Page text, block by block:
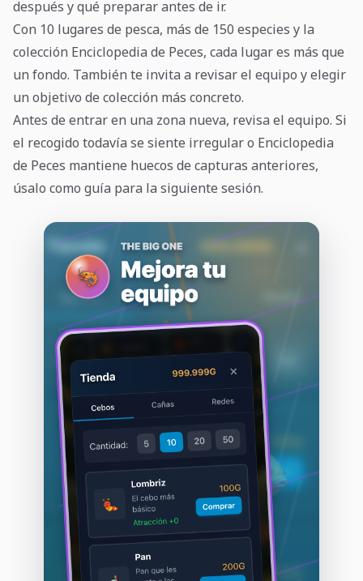
después y qué preparar antes de ir.
Con 10 lugares de pesca, más de 150 especies y la
colección Enciclopedia de Peces, cada lugar es más que
un fondo. También te invita a revisar el equipo y elegir
un objetivo de colección más concreto.
Antes de entrar en una zona nueva, revisa el equipo. Si
el recogido todavía se siente irregular o Enciclopedia
de Peces mantiene huecos de capturas anteriores,
úsalo como guía para la siguiente sesión.